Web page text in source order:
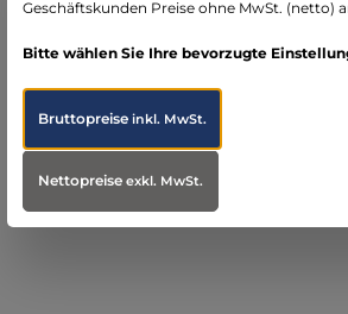
Mehr
Folgende Infos zum Hersteller sind
Geschäftskunden Preise ohne MwSt. (netto)
Bitte wählen Sie Ihre bevorzugte
Bruttopreiseinkl. MwSt.
Nettopreiseexkl. MwSt.